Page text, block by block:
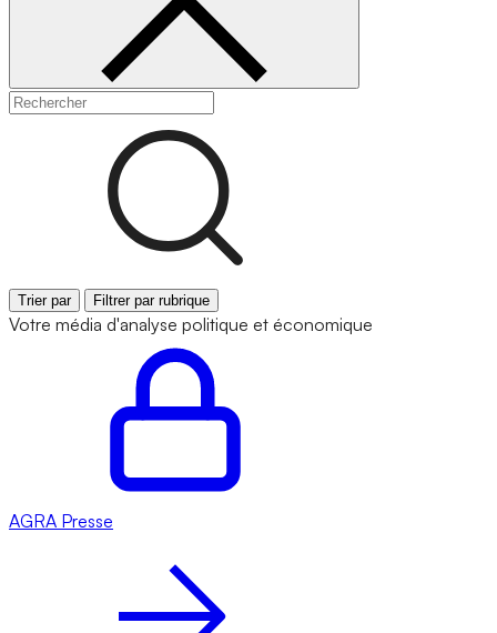
Trier par Filtrer par rubrique
Votre média d'analyse politique et économique
AGRA Presse